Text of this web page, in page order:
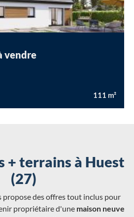
vendre
111 m²
+ terrains à Huest
(27)
des offres tout inclus pour
propriétaire d'une maison neuve